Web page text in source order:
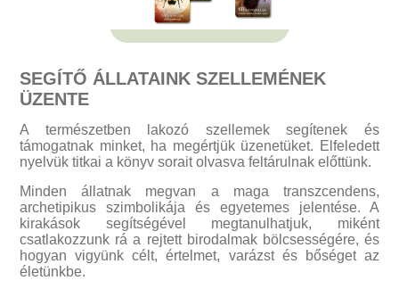
SEGÍTŐ ÁLLATAINK SZELLEMÉNEK
ÜZENTE
A természetben lakozó szellemek segítenek és
támogatnak minket, ha megértjük üzenetüket. Elfeledett
nyelvük titkai a könyv sorait olvasva feltárulnak előttünk.
Minden állatnak megvan a maga transzcendens,
archetipikus szimbolikája és egyetemes jelentése. A
kirakások segítségével megtanulhatjuk, miként
csatlakozzunk rá a rejtett birodalmak bölcsességére, és
hogyan vigyünk célt, értelmet, varázst és bőséget az
életünkbe.